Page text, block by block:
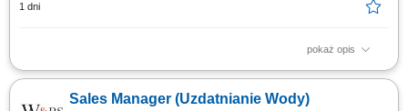
1 dni
pokaż opis
Zakres obowiązków: Telefoniczny kontakt z klientami zainteresowanymi
edukacji finansowej. Budowanie długofalowych relacji z klientami oraz
Sales Manager (Uzdatnianie Wody)